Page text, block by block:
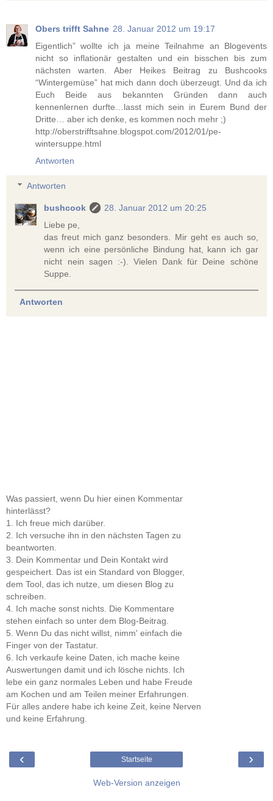
Obers trifft Sahne 28. Januar 2012 um 19:17
Eigentlich” wollte ich ja meine Teilnahme an Blogevents
nicht so inflationär gestalten und ein bisschen bis zum
nächsten warten. Aber Heikes Beitrag zu Bushcooks
“Wintergemüse” hat mich dann doch überzeugt. Und da ich
Euch Beide aus bekannten Gründen dann auch
kennenlernen durfte…lasst mich sein in Eurem Bund der
Dritte… aber ich denke, es kommen noch mehr ;)
http://oberstrifftsahne.blogspot.com/2012/01/pe-
wintersuppe.html
Antworten
Antworten
bushcook
28. Januar 2012 um 20:25
Liebe pe,
das freut mich ganz besonders. Mir geht es auch so,
wenn ich eine persönliche Bindung hat, kann ich gar
nicht nein sagen :-). Vielen Dank für Deine schöne
Suppe.
Antworten
Was passiert, wenn Du hier einen Kommentar
hinterlässt?
1. Ich freue mich darüber.
2. Ich versuche ihn in den nächsten Tagen zu
beantworten.
3. Dein Kommentar und Dein Kontakt wird
gespeichert. Das ist ein Standard von Blogger,
dem Tool, das ich nutze, um diesen Blog zu
schreiben.
4. Ich mache sonst nichts. Die Kommentare
stehen einfach so unter dem Blog-Beitrag.
5. Wenn Du das nicht willst, nimm' einfach die
Finger von der Tastatur.
6. Ich verkaufe keine Daten, ich mache keine
Auswertungen damit und ich lösche nichts. Ich
lebe ein ganz normales Leben und habe Freude
am Kochen und am Teilen meiner Erfahrungen.
Für alles andere habe ich keine Zeit, keine Nerven
und keine Erfahrung.
‹ ›
Startseite
Web-Version anzeigen